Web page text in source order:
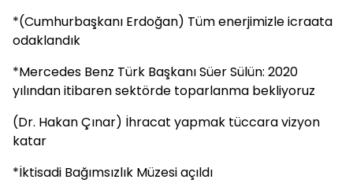
*(Cumhurbaşkanı Erdoğan) Tüm enerjimizle icraata
odaklandık
*Mercedes Benz Türk Başkanı Süer Sülün: 2020
yılından itibaren sektörde toparlanma bekliyoruz
(Dr. Hakan Çınar) İhracat yapmak tüccara vizyon
katar
*İktisadi Bağımsızlık Müzesi açıldı